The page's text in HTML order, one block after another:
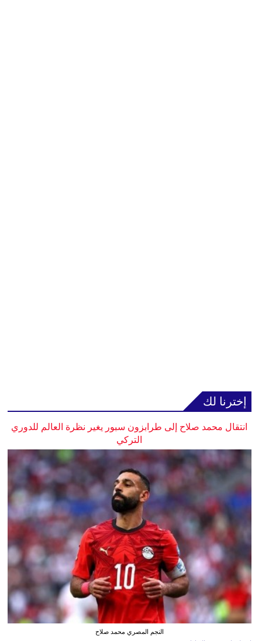
إخترنا لك
انتقال محمد صلاح إلى طرابزون سبور يغير نظرة العالم للدوري
التركي
النجم المصري محمد صلاح